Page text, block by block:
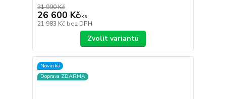
31 990 Kč
26 600 Kč/ks
21 983 Kč bez DPH
Zvolit variantu
Novinka
Doprava ZDARMA